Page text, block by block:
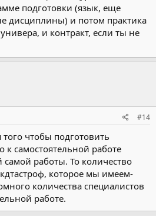
подготовки (язык, еще
дисциплины) и потом практика
и контракт, если ты не
#14
чтобы подготовить
к самостоятельной работе
работы. То количество
которое мы имеем-
количества специалистов
работе.